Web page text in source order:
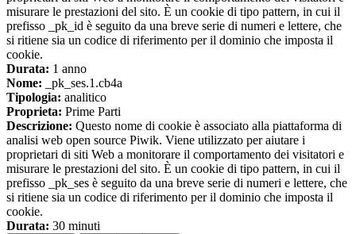
misurare le prestazioni del sito. È un cookie di tipo pattern, in cui il
prefisso _pk_id è seguito da una breve serie di numeri e lettere, che
si ritiene sia un codice di riferimento per il dominio che imposta il
cookie.
Durata: 1 anno
Nome: _pk_ses.1.cb4a
Tipologia: analitico
Proprieta: Prime Parti
Descrizione: Questo nome di cookie è associato alla piattaforma di
analisi web open source Piwik. Viene utilizzato per aiutare i
proprietari di siti Web a monitorare il comportamento dei visitatori e
misurare le prestazioni del sito. È un cookie di tipo pattern, in cui il
prefisso _pk_ses è seguito da una breve serie di numeri e lettere, che
si ritiene sia un codice di riferimento per il dominio che imposta il
cookie.
Durata: 30 minuti